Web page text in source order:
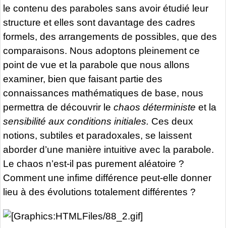
le contenu des paraboles sans avoir étudié leur
structure et elles sont davantage des cadres
formels, des arrangements de possibles, que des
comparaisons. Nous adoptons pleinement ce
point de vue et la parabole que nous allons
examiner, bien que faisant partie des
connaissances mathématiques de base, nous
permettra de découvrir le chaos déterministe et la
sensibilité aux conditions initiales. Ces deux
notions, subtiles et paradoxales, se laissent
aborder d’une manière intuitive avec la parabole.
Le chaos n’est-il pas purement aléatoire ?
Comment une infime différence peut-elle donner
lieu à des évolutions totalement différentes ?